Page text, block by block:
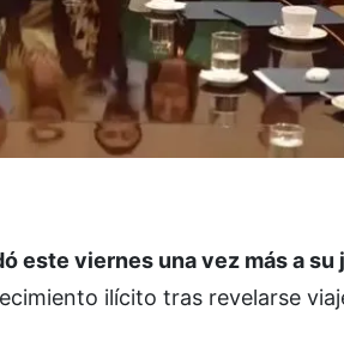
este viernes una vez más a su
ilícito tras revelarse